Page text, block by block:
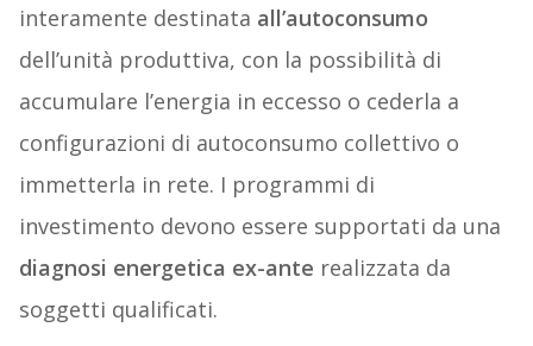
interamente destinata all’autoconsumo
dell’unità produttiva, con la possibilità di
accumulare l’energia in eccesso o cederla a
configurazioni di autoconsumo collettivo o
immetterla in rete. I programmi di
investimento devono essere supportati da una
diagnosi energetica ex-ante realizzata da
soggetti qualificati.